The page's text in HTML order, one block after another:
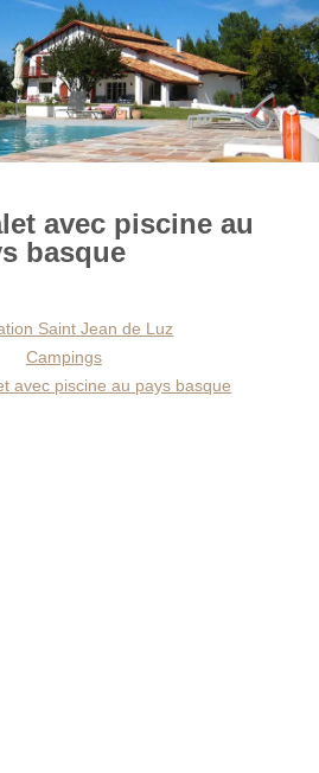
avec piscine au
basque
Saint Jean de Luz
Campings
avec piscine au pays basque